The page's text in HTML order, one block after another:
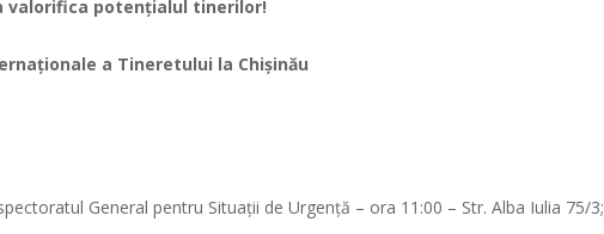
valorifica potențialul tinerilor!
a Tineretului la Chișinău
General pentru Situații de Urgență – ora 11:00 – Str. Alba Iulia 75/3;